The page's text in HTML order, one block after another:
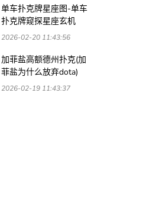
单车扑克牌星座图-单车
扑克牌窥探星座玄机
2026-02-20 11:43:56
加菲盐高额德州扑克(加
菲盐为什么放弃dota)
2026-02-19 11:43:37